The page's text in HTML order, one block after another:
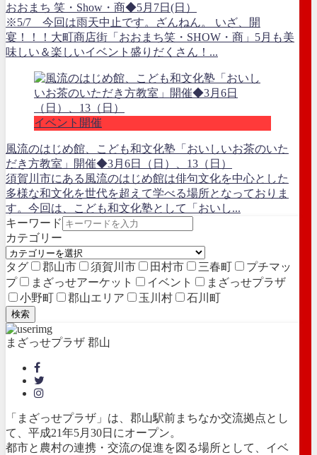
おおまち 笑・Show・商◆5月7日(日）
※5/7 今回は雨天中止です。ざんねん。 いざ、開
宴！！！大町商店街「おおまち笑・SHOW・商」5月も美
味しい＆楽しいイベント盛りだくさん！...
イベント開催
風流のはじめ館、こども和文化塾「おいしいお茶のいた
だき方教室」開催◆3月6日（日）、13（日）
須賀川市にある風流のはじめ館は俳句文化を中心とした
多様な和文化を世代を超えて学べる場所となっておりま
す。今回は、こども和文化塾として「おいし...
キーワード
カテゴリー
タグ 郡山市 須賀川市 田村市 三春町
プチマッ
プ
まざっせアーケット イベント
まざっせプラザ
小野町
郡山エリア 玉川村 石川町
検索
まざっせプラザ 郡山
「まざっせプラザ」は、郡山駅前まちなか交流拠点とし
て、平成21年5月30日にオープン。
都市と農村の連携・交流の促進を図る場所として、イベ